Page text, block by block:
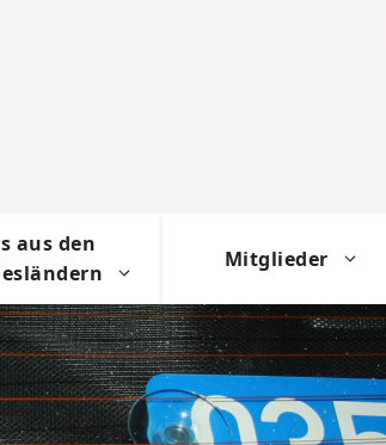
aus den
Mitglieder